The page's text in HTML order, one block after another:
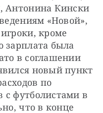
Антонина Кински
«Новой»,
кроме
была
в соглашении
новый пункт
по
с футболистами в
что в конце